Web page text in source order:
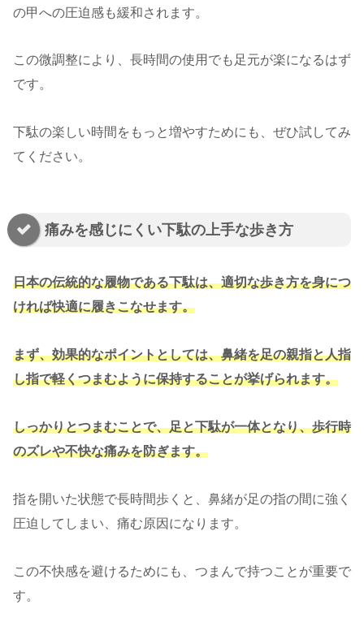
の甲への圧迫感も緩和されます。
この微調整により、長時間の使用でも足元が楽になるはず
です。
下駄の楽しい時間をもっと増やすためにも、ぜひ試してみ
てください。
痛みを感じにくい下駄の上手な歩き方
日本の伝統的な履物である下駄は、適切な歩き方を身につ
ければ快適に履きこなせます。
まず、効果的なポイントとしては、鼻緒を足の親指と人指
し指で軽くつまむように保持することが挙げられます。
しっかりとつまむことで、足と下駄が一体となり、歩行時
のズレや不快な痛みを防ぎます。
指を開いた状態で長時間歩くと、鼻緒が足の指の間に強く
圧迫してしまい、痛む原因になります。
この不快感を避けるためにも、つまんで持つことが重要で
す。